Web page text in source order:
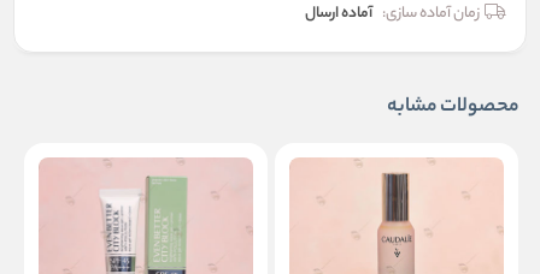
زمان آماده سازی: آماده ارسال
محصولات مشابه